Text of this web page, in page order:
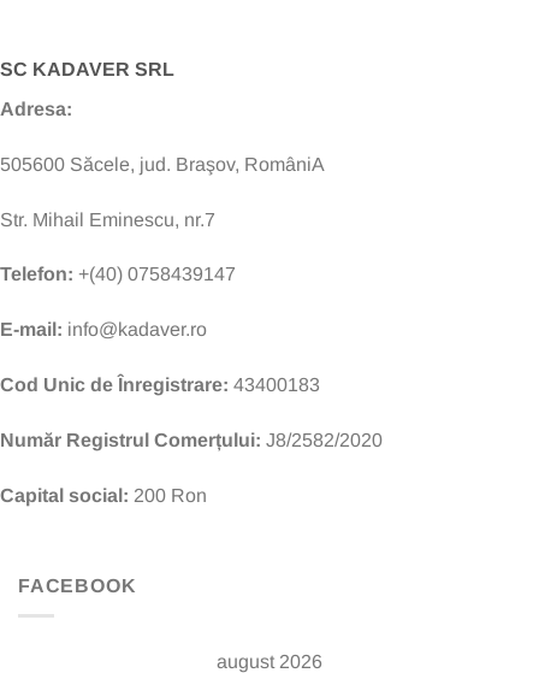
SC KADAVER SRL
Adresa:
505600 Săcele, jud. Braşov, RomâniA
Str. Mihail Eminescu, nr.7
Telefon: +(40) 0758439147
E-mail: info@kadaver.ro
Cod Unic de Înregistrare: 43400183
Număr Registrul Comerțului: J8/2582/2020
Capital social: 200 Ron
FACEBOOK
august 2026